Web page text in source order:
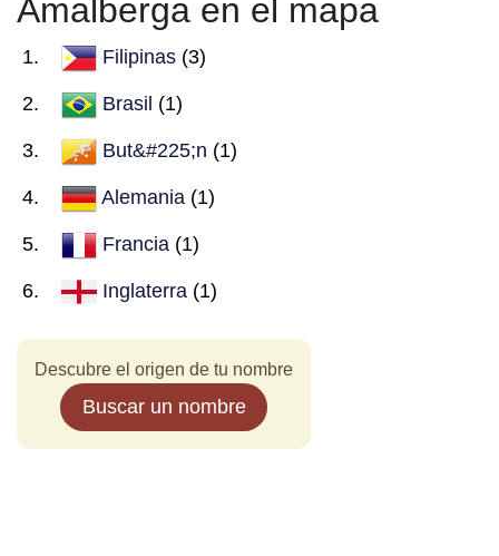
Amalberga en el mapa
Filipinas (3)
Brasil (1)
But&#225;n (1)
Alemania (1)
Francia (1)
Inglaterra (1)
Descubre el origen de tu nombre
Buscar un nombre